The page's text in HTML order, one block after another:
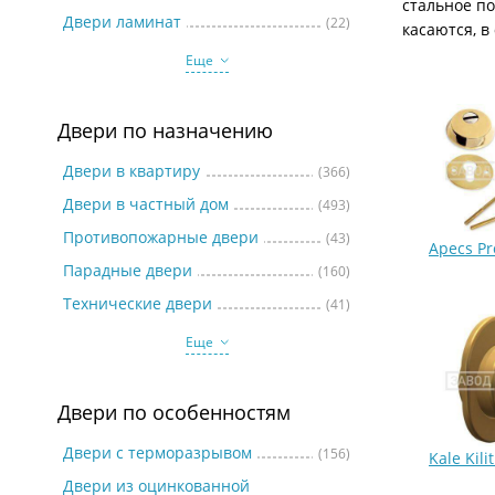
Двери ламинат
(22)
Еще
Двери по назначению
Двери в квартиру (366)
Двери в частный дом (493)
Противопожарные двери (43)
Парадные двери (160)
Технические двери
(41)
Еще
Двери по особенностям
Двери с терморазрывом (156)
Двери из оцинкованной
стальное
касаются,
Apecs
Kale